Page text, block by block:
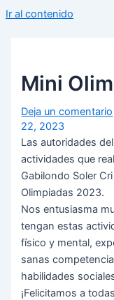
Ir al contenido
Mini
Deja un comentario
22, 2023
Las autoridades
actividades que
Gabilondo Soler
Olimpiadas 2023.
Nos entusiasma
tengan estas
físico y mental,
sanas
habilidades
¡Felicitamos a